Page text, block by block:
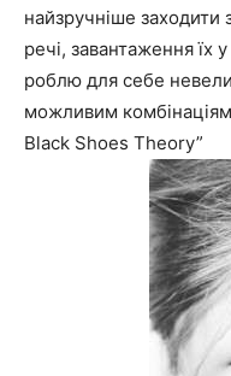
найзручніше заходити
речі, завантаження їх
роблю для себе
можливим
Black Shoes Theory”